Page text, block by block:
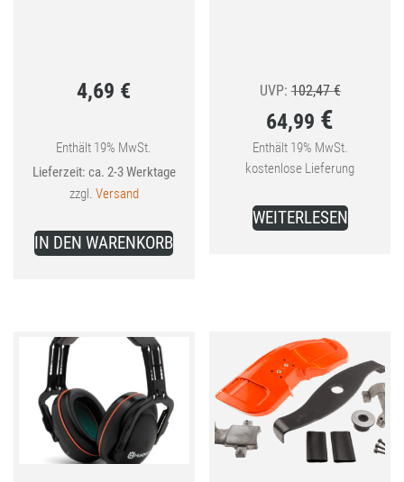
4,69 €
Enthält 19% MwSt.
Lieferzeit: ca. 2-3 Werktage
zzgl. Versand
IN DEN WARENKORB
UVP: 102,47€
war:
102,47 €
64,99 €
Aktueller
Preis
ist:
64,99 €.
Enthält 19% MwSt.
kostenlose Lieferung
WEITERLESEN